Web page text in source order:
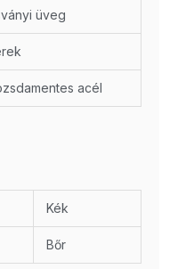
üveg
acél
Kék
Bőr